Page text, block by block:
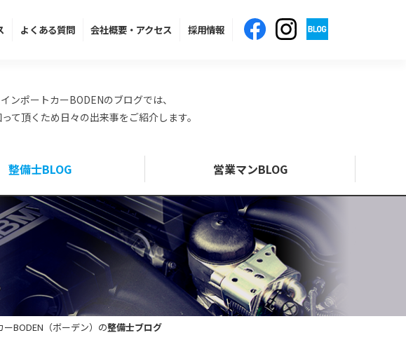
よくある質問 会社概要 ・アクセス 採用情報
ンポートカーBODENのブログでは、
て頂くため日々の出来事をご紹介します。
整備士BLOG 営業マンBLOG
BODEN（ボーデン）の整備士ブログ